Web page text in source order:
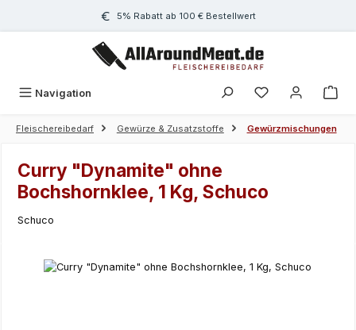
Zum Hauptinhalt springen5% Rabatt ab 100 € Bestellwert
Navigation
Fleischereibedarf Gewürze & Zusatzstoffe Gewürzmischungen
Curry "Dynamite" ohne
Bochshornklee, 1 Kg, Schuco
Schuco
Bildergalerie überspringen